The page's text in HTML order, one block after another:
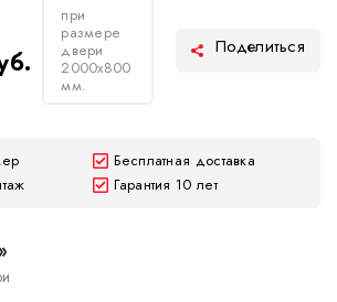
при
размере
двери
2000х800
мм.
Бесплатная доставка
Гарантия 10 лет